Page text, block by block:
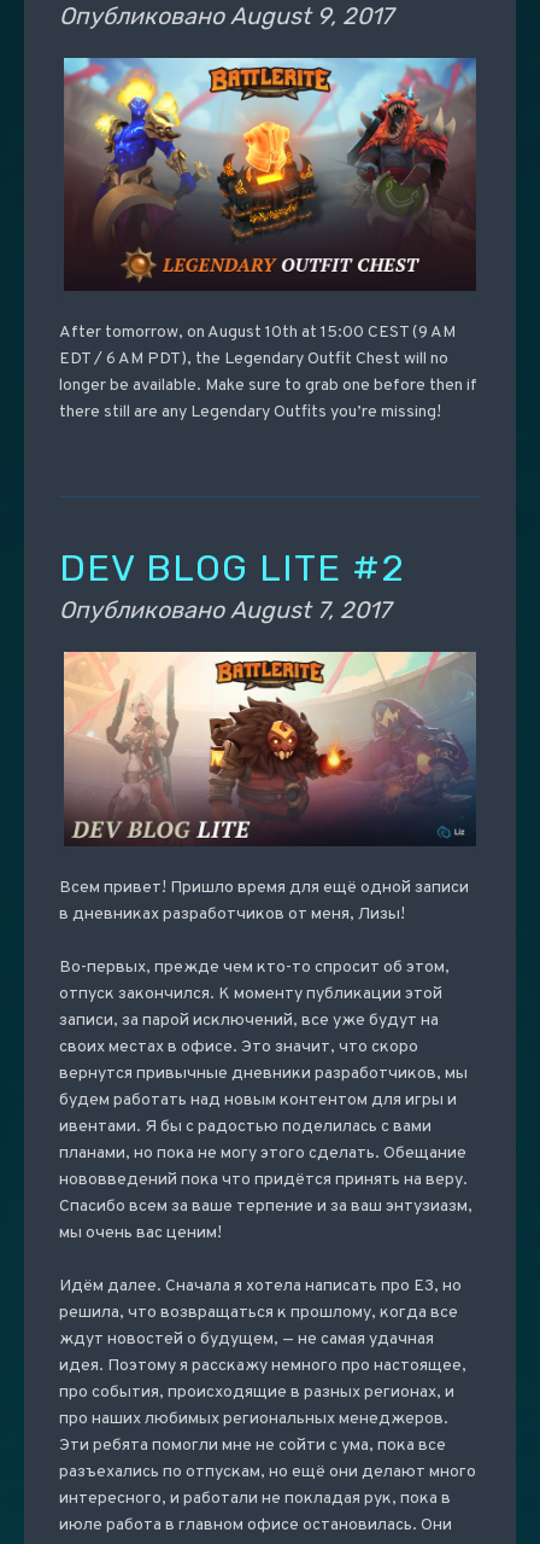
ОпубликованоAugust 9, 2017
After tomorrow, on August 10th at 15:00 CEST (9 AM
EDT / 6 AM PDT), the Legendary Outfit Chest will no
longer be available. Make sure to grab one before then if
there still are any Legendary Outfits you’re missing!
DEV BLOG LITE #2
Опубликовано August 7, 2017
Всем привет! Пришло время для ещё одной записи
в дневниках разработчиков от меня, Лизы!
Во-первых, прежде чем кто-то спросит об этом,
отпуск закончился. К моменту публикации этой
записи, за парой исключений, все уже будут на
своих местах в офисе. Это значит, что скоро
вернутся привычные дневники разработчиков, мы
будем работать над новым контентом для игры и
ивентами. Я бы с радостью поделилась с вами
планами, но пока не могу этого сделать. Обещание
нововведений пока что придётся принять на веру.
Спасибо всем за ваше терпение и за ваш энтузиазм,
мы очень вас ценим!
Идём далее. Сначала я хотела написать про Е3, но
решила, что возвращаться к прошлому, когда все
ждут новостей о будущем, — не самая удачная
идея. Поэтому я расскажу немного про настоящее,
про события, происходящие в разных регионах, и
про наших любимых региональных менеджеров.
Эти ребята помогли мне не сойти с ума, пока все
разъехались по отпускам, но ещё они делают много
интересного, и работали не покладая рук, пока в
июле работа в главном офисе остановилась. Они